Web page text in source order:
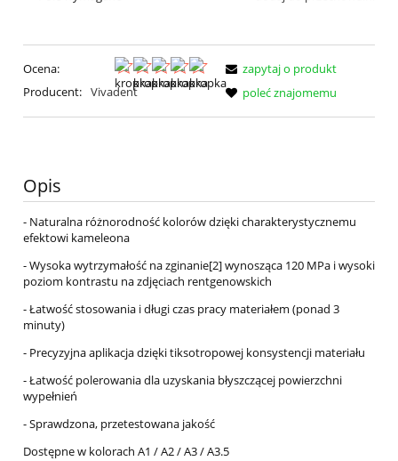
Ocena:
Producent: Vivadent
zapytaj o produkt
poleć znajomemu
Opis
- Naturalna różnorodność kolorów dzięki charakterystycznemu
efektowi kameleona
- Wysoka wytrzymałość na zginanie[2] wynosząca 120 MPa i wysoki
poziom kontrastu na zdjęciach rentgenowskich
- Łatwość stosowania i długi czas pracy materiałem (ponad 3
minuty)
- Precyzyjna aplikacja dzięki tiksotropowej konsystencji materiału
- Łatwość polerowania dla uzyskania błyszczącej powierzchni
wypełnień
- Sprawdzona, przetestowana jakość
Dostępne w kolorach A1 / A2 / A3 / A3.5